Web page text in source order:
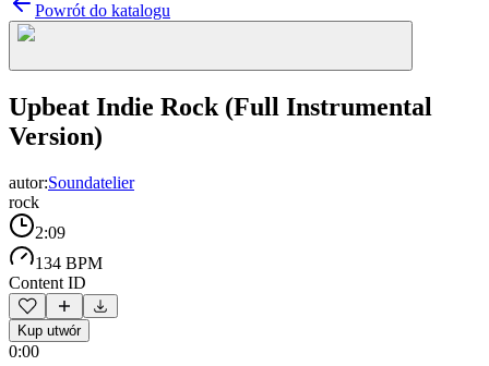
Powrót do katalogu
Upbeat Indie Rock (Full Instrumental
Version)
autor:Soundatelier
rock
2:09
134 BPM
Content ID
Kup utwór
0:00